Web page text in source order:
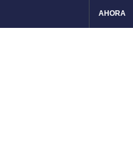
AHORA
martes habrá una nueva